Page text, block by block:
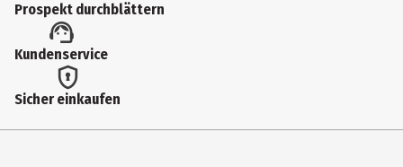
Materialdetails
Silikon
Hersteller
Prospekt durchblättern
Kundenservice
Sicher einkaufen